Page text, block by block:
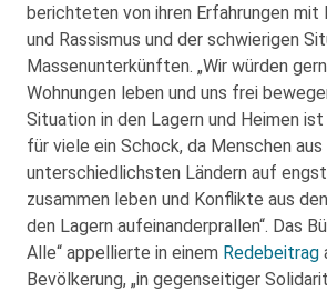
berichteten von ihren Erfahrungen mit
und Rassismus und der schwierigen
Massenunterkünften. „Wir würden
Wohnungen leben und uns frei
Situation in den Lagern und Heimen
für viele ein Schock, da Menschen aus
unterschiedlichsten Ländern auf
zusammen leben und Konflikte aus
den Lagern aufeinanderprallen“. Das
Alle“ appellierte in einem Redebeitrag
Bevölkerung, „in gegenseitiger